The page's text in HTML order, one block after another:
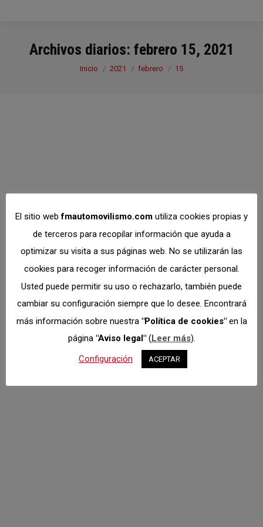
Archivos diarios: febrero 15, 2021
Estás aquí:
Inicio 2021 febrero 15
Asamblea General
FMA. Aprobado
Calendario 2021.
Por Dto. Comunicación
El sitio webfmautomovilismo.com utiliza cookies propias y
de terceros para recopilar información que ayuda a
optimizar su visita a sus páginas web. No se utilizarán las
cookies para recoger información de carácter personal.
Usted puede permitir su uso o rechazarlo, también puede
cambiar su configuración siempre que lo desee. Encontrará
más información sobre nuestra "Política de cookies"en la
página "Aviso legal"(Leer más).
Configuración
ACEPTAR